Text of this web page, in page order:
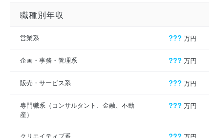
職種別年収
営業系 ??? 万円
企画・事務・管理系 ??? 万円
販売・サービス系 ??? 万円
専門職系（コンサルタント、金融、不動
産）
??? 万円
クリエイティブ系